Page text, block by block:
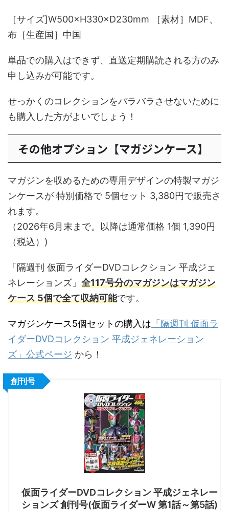
［サイズ]W500×H330×D230mm ［素材］MDF、
布［生産国］中国
単品での購入はできず、直送定期購読される方のみ
申し込みが可能です。
せっかくのコレクションをバラバラさせないために
も購入した方がよいでしょう！
その他オプション【マガジンケース】
マガジンを収めるための専用デザインの特製マガジ
ンケースが 特別価格で 5個セット 3,380円で販売さ
れます。
（2026年6月末まで。以降は通常価格 1個 1,390円
（税込）)
「隔週刊 仮面ライダーDVDコレクション 平成ジェ
ネレーションズ」 全117号分のマガジンはマガジン
ケース5個で全て収納可能です。
マガジンケース5個セットの購入は 「隔週刊 仮面ラ
イダーDVDコレクション 平成ジェネレーション
ズ」公式ページ から！
仮面ライダーDVDコレクション 平成ジェネレー
ションズ 創刊号(仮面ライダーW 第1話～第5話)
創刊号